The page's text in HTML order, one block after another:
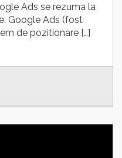
Ads se rezuma la
Google Ads (fost
de pozitionare […]